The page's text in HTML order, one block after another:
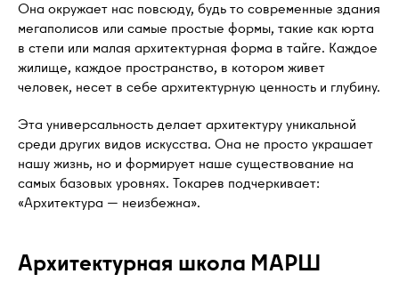
Она окружает нас повсюду, будь то современные здания
мегаполисов или самые простые формы, такие как юрта
в степи или малая архитектурная форма в тайге. Каждое
жилище, каждое пространство, в котором живет
человек, несет в себе архитектурную ценность и глубину.
Эта универсальность делает архитектуру уникальной
среди других видов искусства. Она не просто украшает
нашу жизнь, но и формирует наше существование на
самых базовых уровнях. Токарев подчеркивает:
«Архитектура — неизбежна».
Архитектурная школа МАРШ